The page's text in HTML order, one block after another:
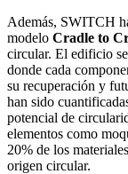
Además, SWITCH
modelo Cradle to
circular. El edificio
donde cada
su recuperación y
han sido
potencial de
elementos como
20% de los
origen circular.